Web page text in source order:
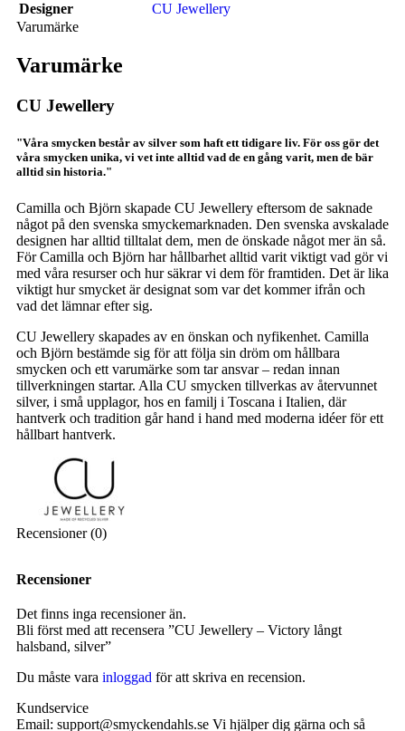
Designer
CU Jewellery
Varumärke
Varumärke
CU Jewellery
"Våra smycken består av silver som haft ett tidigare liv. För oss gör det
våra smycken unika, vi vet inte alltid vad de en gång varit, men de bär
alltid sin historia."
Camilla och Björn skapade CU Jewellery eftersom de saknade
något på den svenska smyckemarknaden. Den svenska avskalade
designen har alltid tilltalat dem, men de önskade något mer än så.
För Camilla och Björn har hållbarhet alltid varit viktigt vad gör vi
med våra resurser och hur säkrar vi dem för framtiden. Det är lika
viktigt hur smycket är designat som var det kommer ifrån och
vad det lämnar efter sig.
CU Jewellery skapades av en önskan och nyfikenhet. Camilla
och Björn bestämde sig för att följa sin dröm om hållbara
smycken och ett varumärke som tar ansvar – redan innan
tillverkningen startar. Alla CU smycken tillverkas av återvunnet
silver, i små upplagor, hos en familj i Toscana i Italien, där
hantverk och tradition går hand i hand med moderna idéer för ett
hållbart hantverk.
Recensioner (0)
Recensioner
Det finns inga recensioner än.
Bli först med att recensera ”CU Jewellery – Victory långt
halsband, silver”
Du måste vara inloggad för att skriva en recension.
Kundservice
Email: support@smyckendahls.se Vi hjälper dig gärna och så